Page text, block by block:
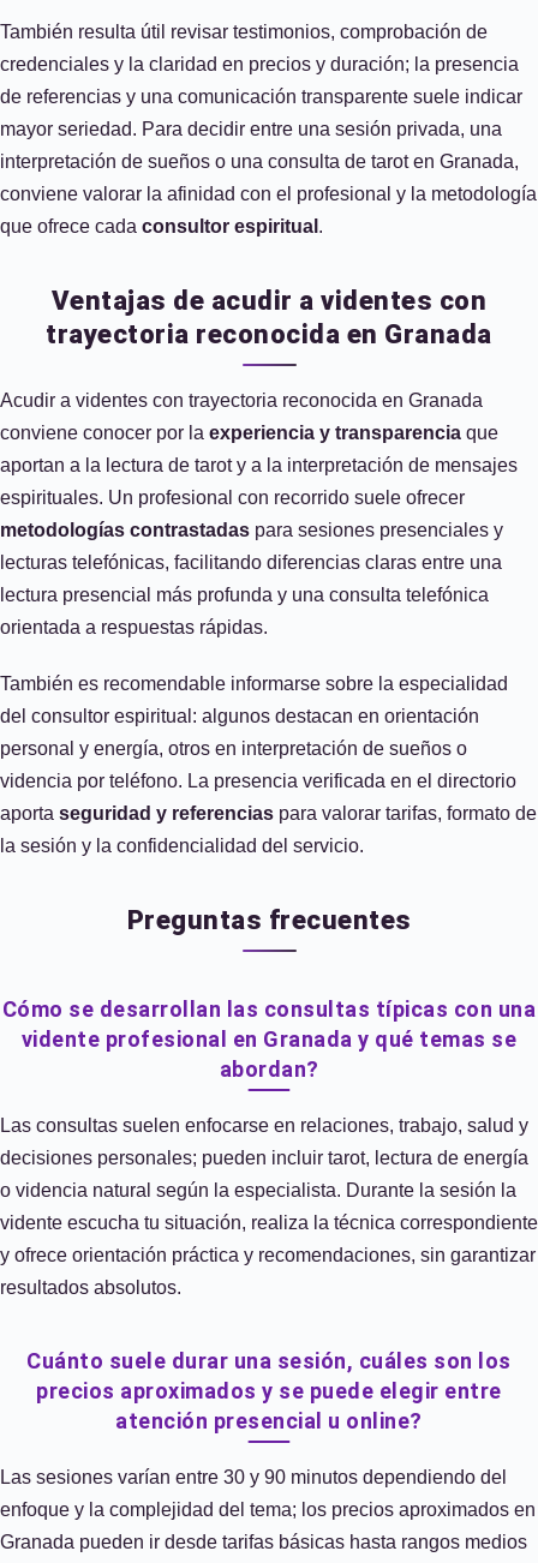
También resulta útil revisar testimonios, comprobación de
credenciales y la claridad en precios y duración; la presencia
de referencias y una comunicación transparente suele indicar
mayor seriedad. Para decidir entre una sesión privada, una
interpretación de sueños o una consulta de tarot en Granada,
conviene valorar la afinidad con el profesional y la metodología
que ofrece cada consultor espiritual .
Ventajas de acudir a videntes con
trayectoria reconocida en Granada
Acudir a videntes con trayectoria reconocida en Granada
conviene conocer por la experiencia y transparencia que
aportan a la lectura de tarot y a la interpretación de mensajes
espirituales. Un profesional con recorrido suele ofrecer
metodologías contrastadas para sesiones presenciales y
lecturas telefónicas, facilitando diferencias claras entre una
lectura presencial más profunda y una consulta telefónica
orientada a respuestas rápidas.
También es recomendable informarse sobre la especialidad
del consultor espiritual: algunos destacan en orientación
personal y energía, otros en interpretación de sueños o
videncia por teléfono. La presencia verificada en el directorio
aporta seguridad y referencias para valorar tarifas, formato de
la sesión y la confidencialidad del servicio.
Preguntas frecuentes
Cómo se desarrollan las consultas típicas con una
vidente profesional en Granada y qué temas se
abordan?
Las consultas suelen enfocarse en relaciones, trabajo, salud y
decisiones personales; pueden incluir tarot, lectura de energía
o videncia natural según la especialista. Durante la sesión la
vidente escucha tu situación, realiza la técnica correspondiente
y ofrece orientación práctica y recomendaciones, sin garantizar
resultados absolutos.
Cuánto suele durar una sesión, cuáles son los
precios aproximados y se puede elegir entre
atención presencial u online?
Las sesiones varían entre 30 y 90 minutos dependiendo del
enfoque y la complejidad del tema; los precios aproximados en
Granada pueden ir desde tarifas básicas hasta rangos medios